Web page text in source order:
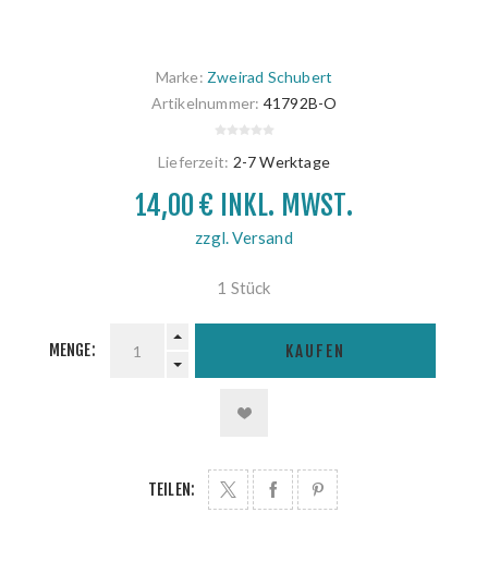
Marke: Zweirad Schubert
Artikelnummer: 41792B-O
Lieferzeit: 2-7 Werktage
14,00 € INKL. MWST.
zzgl. Versand
1 Stück
MENGE: KAUFEN
TEILEN: